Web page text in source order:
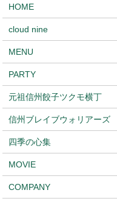
HOME
cloud nine
MENU
PARTY
元祖信州餃子ツクモ横丁
信州ブレイブウォリアーズ
四季の心集
MOVIE
COMPANY